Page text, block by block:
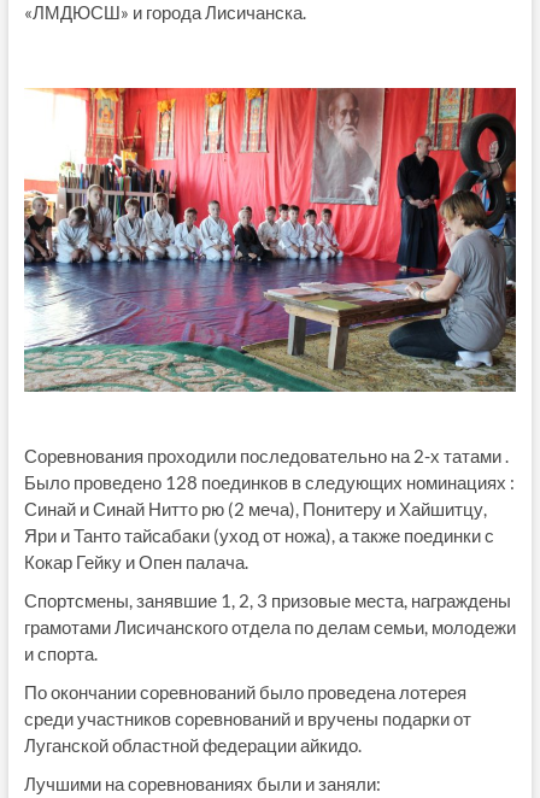
«ЛМДЮСШ» и города Лисичанска.
Соревнования проходили последовательно на 2-х татами .
Было проведено 128 поединков в следующих номинациях :
Синай и Синай Нитто рю (2 меча), Понитеру и Хайшитцу,
Яри и Танто тайсабаки (уход от ножа), а также поединки с
Кокар Гейку и Опен палача.
Спортсмены, занявшие 1, 2, 3 призовые места, награждены
грамотами Лисичанского отдела по делам семьи, молодежи
и спорта.
По окончании соревнований было проведена лотерея
среди участников соревнований и вручены подарки от
Луганской областной федерации айкидо.
Лучшими на соревнованиях были и заняли: